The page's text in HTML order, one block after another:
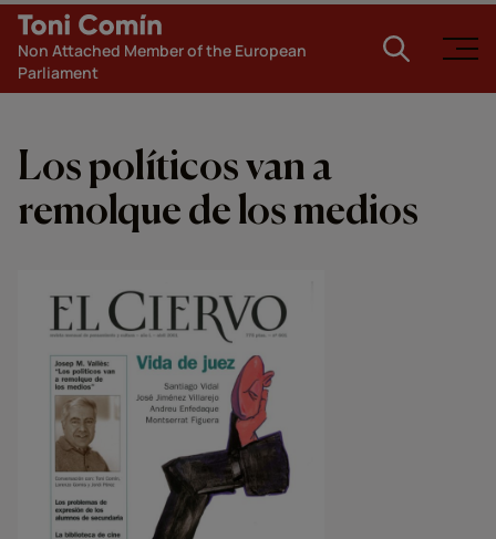
Non Attached Member of the European
Parliament
Los políticos van a
remolque de los medios